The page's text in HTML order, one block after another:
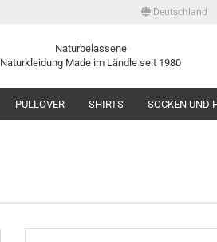
Deutschland
Naturbelassene
Naturkleidung Made im Ländle seit 1980
PULLOVER SHIRTS SOCKEN UND